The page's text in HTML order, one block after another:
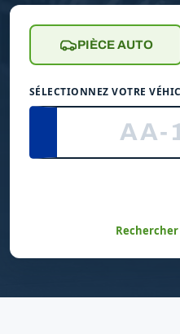
PIÈCE AUTO
SÉLECTIONNEZ VOTRE